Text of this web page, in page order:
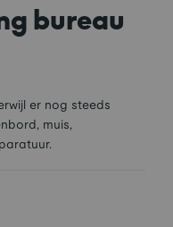
bureau
er nog steeds
muis,